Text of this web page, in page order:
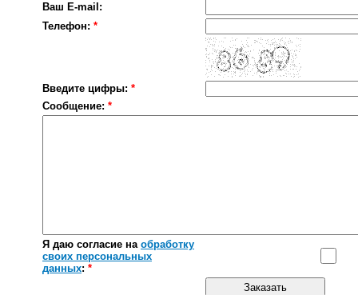
Ваш E-mail:
Телефон: *
Введите цифры: *
Сообщение: *
Я даю согласие на обработку
своих персональных
данных: *